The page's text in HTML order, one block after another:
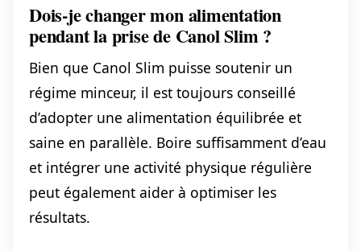
Dois-je changer mon alimentation
pendant la prise de Canol Slim ?
Bien que Canol Slim puisse soutenir un
régime minceur, il est toujours conseillé
d’adopter une alimentation équilibrée et
saine en parallèle. Boire suffisamment d’eau
et intégrer une activité physique régulière
peut également aider à optimiser les
résultats.